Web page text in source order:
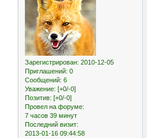
Зарегистрирован: 2010-12-05
Приглашений: 0
Сообщений: 6
Уважение: [+0/-0]
Позитив: [+0/-0]
Провел на форуме:
7 часов 39 минут
Последний визит:
2013-01-16 09:44:58